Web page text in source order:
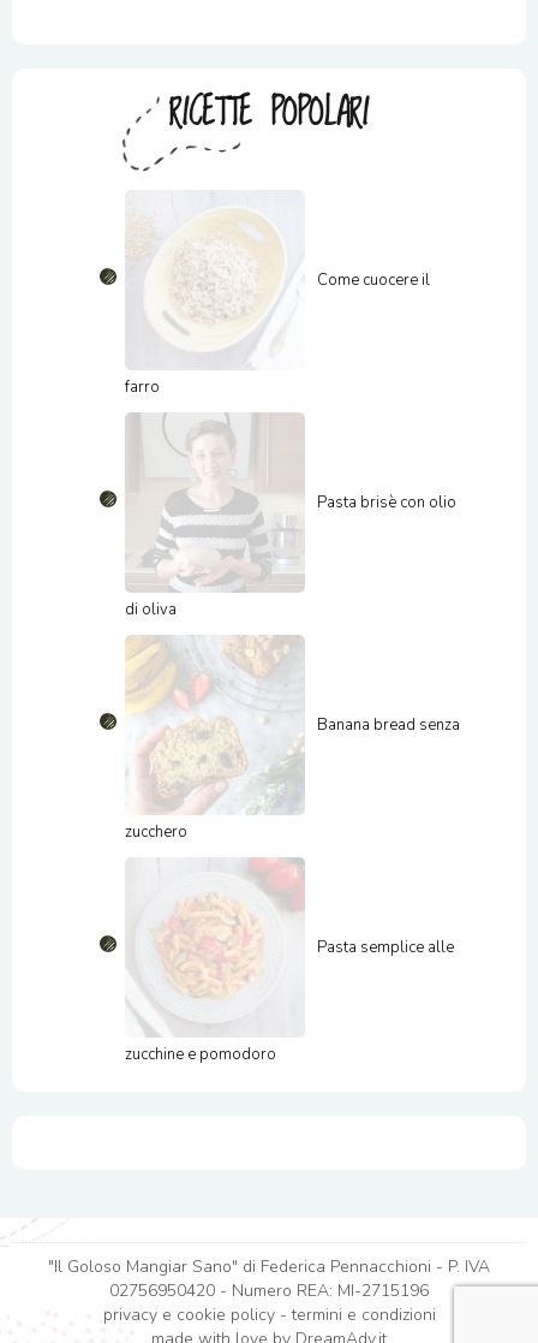
RICETTE POPOLARI
Come cuocere il
farro
Pasta brisè con olio
di oliva
Banana bread senza
zucchero
Pasta semplice alle
zucchine e pomodoro
"Il Goloso Mangiar Sano" di Federica Pennacchioni - P. IVA
02756950420 - Numero REA: MI-2715196
privacy e cookie policy-termini e condizioni